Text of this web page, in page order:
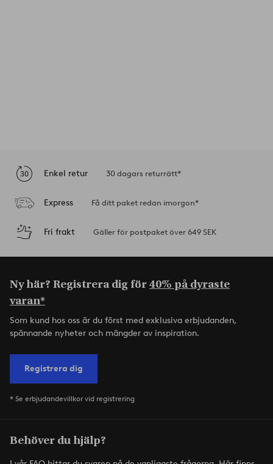
Enkel retur 30 dagars returrätt*
Express Få ditt paket redan imorgon*
Fri frakt Gäller för postpaket över 649 SEK
Ny här? Registrera dig för40% på dyraste
varan*
Som kund hos oss är du först med exklusiva erbjudanden,
spännande nyheter och mängder av inspiration.
Registrera dig
* Se erbjudandevillkor vid registrering
Behöver du hjälp?